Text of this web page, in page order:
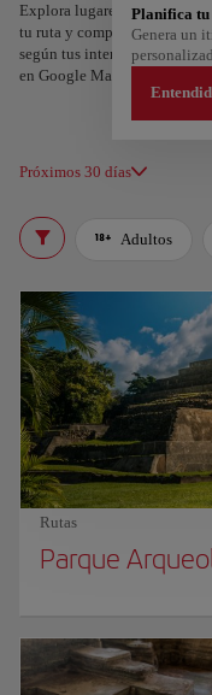
Explora lugares,
tu ruta y compartirla.
según tus intereses y la
en Google Maps.
Próximos 30 días
Planifica tu
Genera un
Adultos
Rutas
Parque